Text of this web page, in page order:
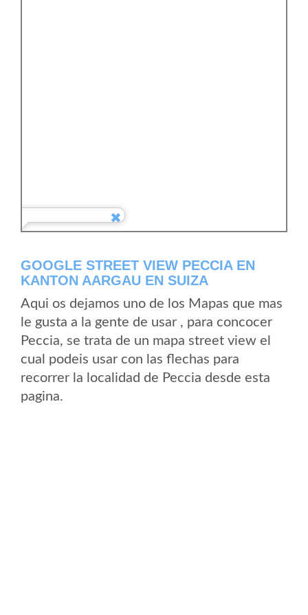
GOOGLE STREET VIEW PECCIA EN
KANTON AARGAU EN SUIZA
Aqui os dejamos uno de los Mapas que mas
le gusta a la gente de usar , para concocer
Peccia, se trata de un mapa street view el
cual podeis usar con las flechas para
recorrer la localidad de Peccia desde esta
pagina.